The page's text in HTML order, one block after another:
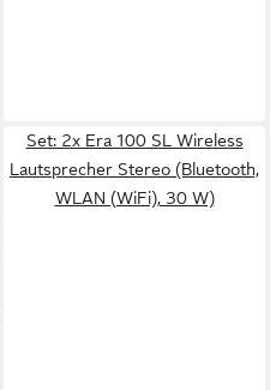
Set: 2x Era 100 SL Wireless
Lautsprecher Stereo (Bluetooth,
WLAN (WiFi), 30 W)